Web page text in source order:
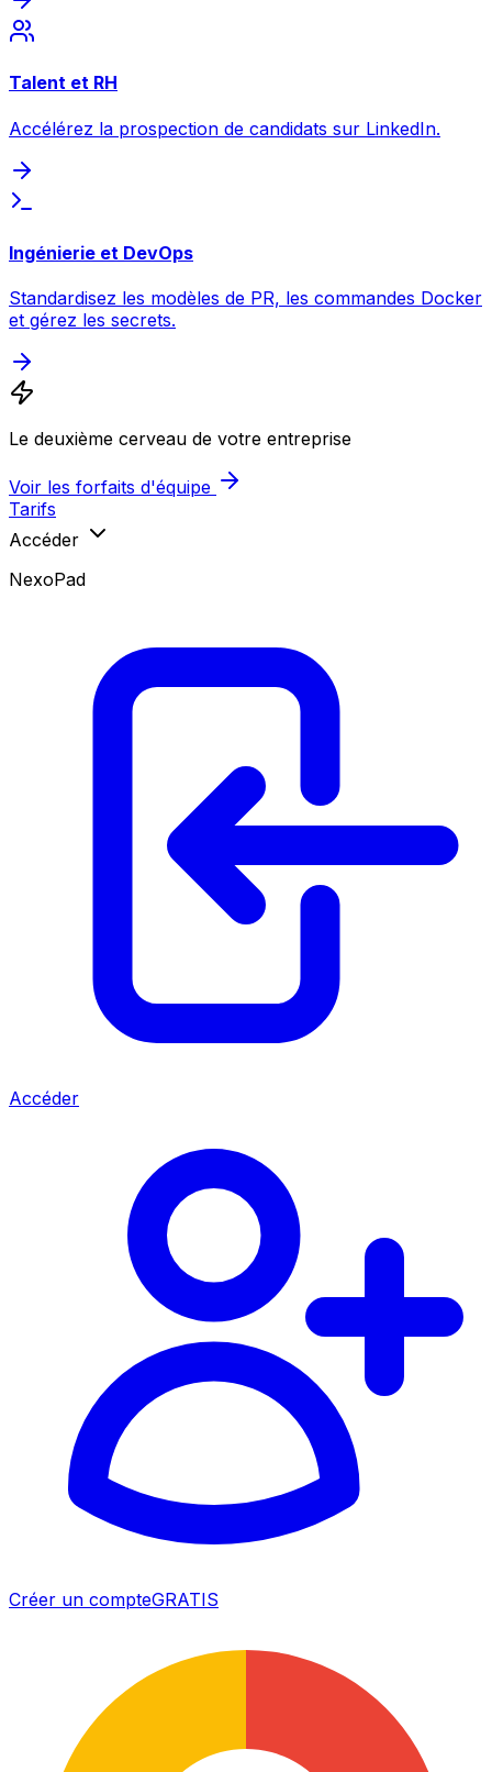
Talent et RH
Accélérez la prospection de candidats sur LinkedIn.
Ingénierie et DevOps
Standardisez les modèles de PR, les commandes Docker
et gérez les secrets.
Le deuxième cerveau de votre entreprise
Voir les forfaits d'équipe
Tarifs
Accéder
NexoPad
Accéder
Créer un compteGRATIS